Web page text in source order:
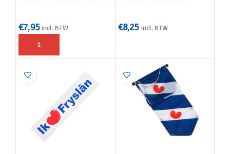
€7,95 incl. BTW €8,25 incl. BTW